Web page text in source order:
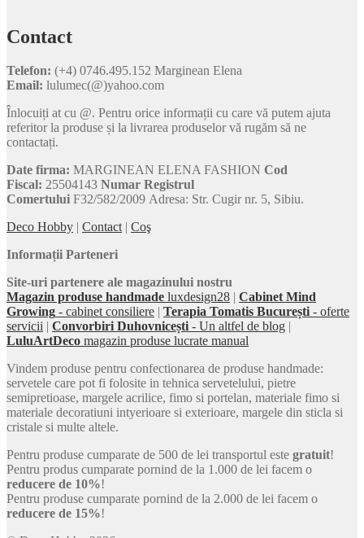
Contact
Telefon: (+4) 0746.495.152 Marginean Elena
Email: lulumec(@)yahoo.com
Înlocuiți at cu @. Pentru orice informații cu care vă putem ajuta
referitor la produse și la livrarea produselor vă rugăm să ne
contactați.
Date firma: MARGINEAN ELENA FASHION Cod
Fiscal: 25504143 Numar Registrul
Comertului F32/582/2009 Adresa: Str. Cugir nr. 5, Sibiu.
Deco Hobby | Contact| Coş
Informații Parteneri
Site-uri partenere ale magazinului nostru
Magazin produse handmade luxdesign28 | Cabinet Mind
Growing - cabinet consiliere | Terapia Tomatis București - oferte
servicii | Convorbiri Duhovnicești - Un altfel de blog |
LuluArtDeco magazin produse lucrate manual
Vindem produse pentru confectionarea de produse handmade:
servetele care pot fi folosite in tehnica servetelului, pietre
semipretioase, margele acrilice, fimo si portelan, materiale fimo si
materiale decoratiuni intyerioare si exterioare, margele din sticla si
cristale si multe altele.
Pentru produse cumparate de 500 de lei transportul este gratuit!
Pentru produs cumparate pornind de la 1.000 de lei facem o
reducere de 10%!
Pentru produse cumparate pornind de la 2.000 de lei facem o
reducere de 15%!